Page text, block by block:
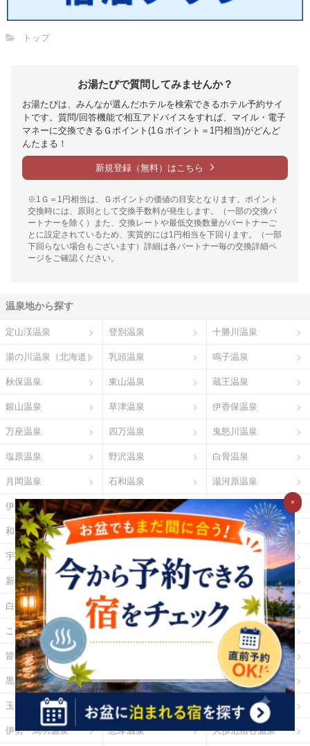
トップ
お湯たびで質問してみませんか？
お湯たびは、みんなが選んだホテルを検索できるホテル予約サイ
トです。質問/回答機能で相互アドバイスをすれば、マイル・電子
マネーに交換できるＧポイント(1Ｇポイント＝1円相当)がどんど
んたまる！
新規登録（無料）はこちら
※1Ｇ＝1円相当は、Ｇポイントの価値の目安となります。ポイント
交換時には、原則として交換手数料が発生します。（一部の交換パ
ートナーを除く）また、交換レートや最低交換数量がパートナーご
とに設定されているため、実質的には1円相当を下回ります。（一部
下回らない場合もございます）詳細は各パートナー毎の交換詳細ペ
ージをご確認ください。
温泉地から探す
定山渓温泉 登別温泉 十勝川温泉
湯の川温泉（北海道） 乳頭温泉 鳴子温泉
秋保温泉 東山温泉 蔵王温泉
銀山温泉 草津温泉 伊香保温泉
万座温泉 四万温泉 鬼怒川温泉
塩原温泉 野沢温泉 白骨温泉
月岡温泉 石和温泉 湯河原温泉
伊東温泉 修善寺温泉 下田温泉（静岡県）
和倉温泉 山中温泉 あわら温泉
宇奈月温泉 下呂温泉
新穂高温泉 城崎温泉 有馬温泉
白浜温泉 勝浦温泉 道後温泉
こんぴら温泉 三朝温泉 玉造温泉
皆生温泉 別府温泉
黒川温泉 霧島温泉 酸ヶ湯温泉
玉川温泉 日光湯元温泉 箱根温泉
伊勢・鳥羽温泉 志摩温泉 大歩危祖谷温泉
×